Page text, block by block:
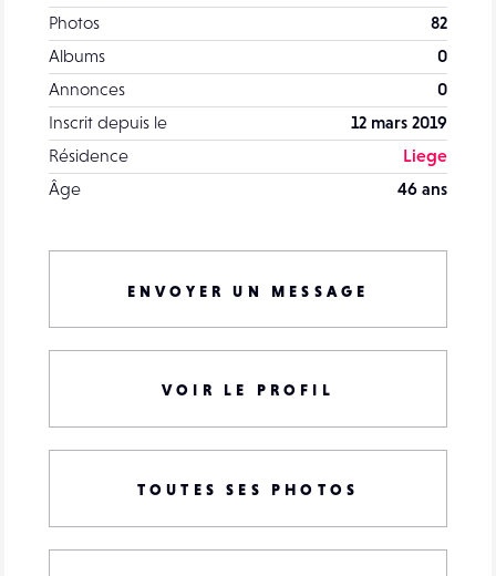
Photos
82
Albums
0
Annonces
0
Inscrit depuis le
12 mars 2019
Résidence
Liege
Âge
46 ans
ENVOYER UN MESSAGE
VOIR LE PROFIL
TOUTES SES PHOTOS